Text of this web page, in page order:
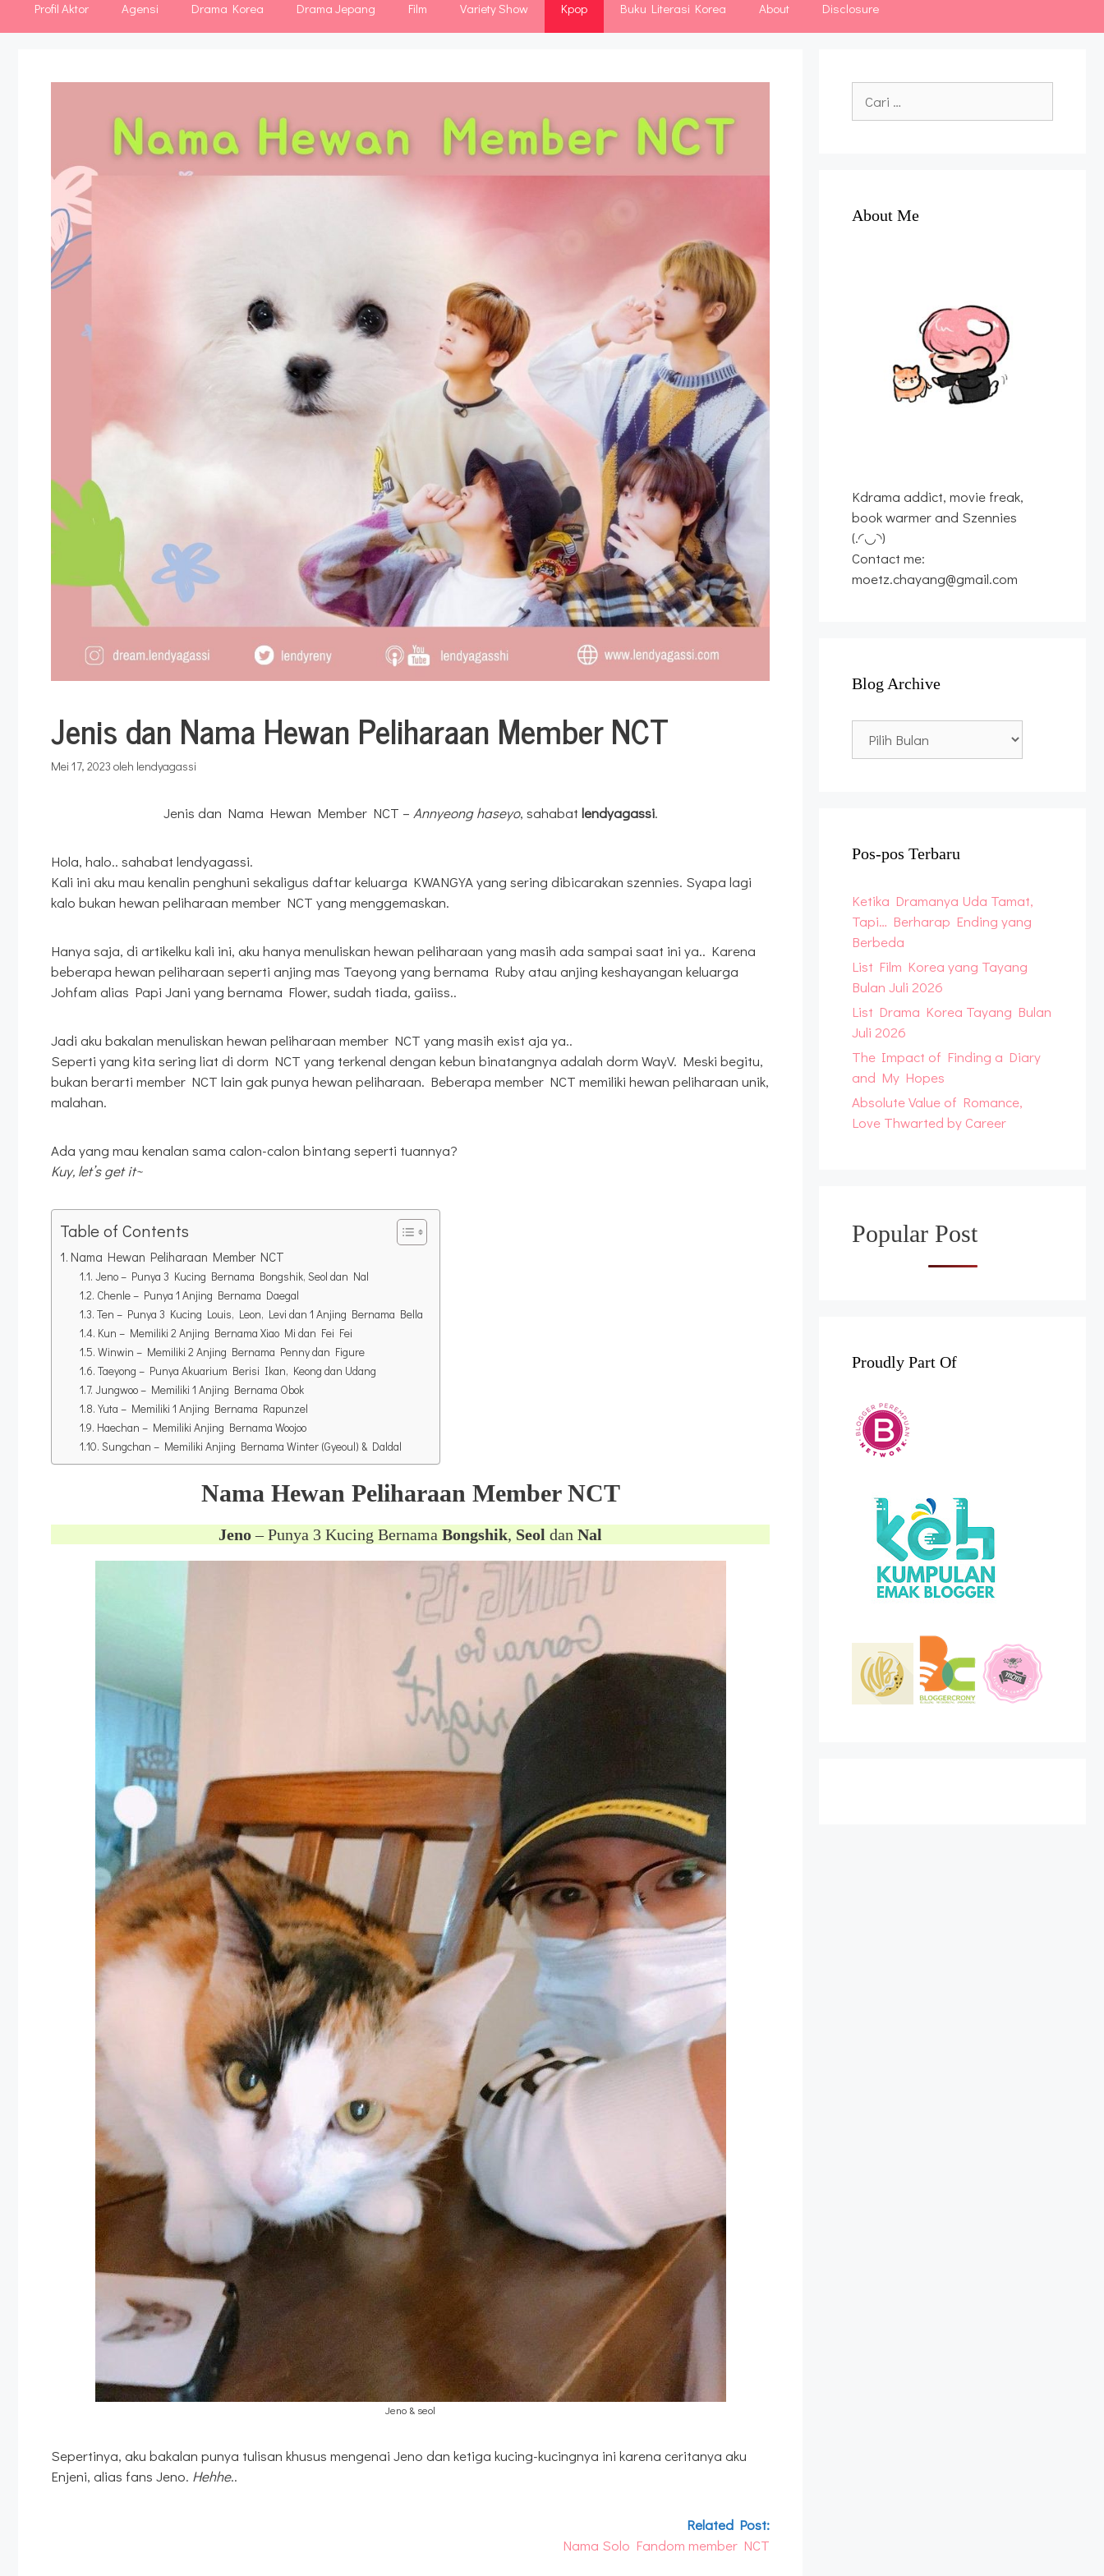
Profil Aktor Agensi Drama Korea Drama Jepang Film Variety Show Kpop Buku Literasi Korea About Disclosure
Jenis dan Nama Hewan Peliharaan Member NCT
Mei 17, 2023 oleh lendyagassi
Jenis dan Nama Hewan Member NCT – Annyeong haseyo, sahabat lendyagassi.
Hola, halo.. sahabat lendyagassi.
Kali ini aku mau kenalin penghuni sekaligus daftar keluarga KWANGYA yang sering dibicarakan szennies. Syapa lagi
kalo bukan hewan peliharaan member NCT yang menggemaskan.
Hanya saja, di artikelku kali ini, aku hanya menuliskan hewan peliharaan yang masih ada sampai saat ini ya.. Karena
beberapa hewan peliharaan seperti anjing mas Taeyong yang bernama Ruby atau anjing keshayangan keluarga
Johfam alias Papi Jani yang bernama Flower, sudah tiada, gaiiss..
Jadi aku bakalan menuliskan hewan peliharaan member NCT yang masih exist aja ya..
Seperti yang kita sering liat di dorm NCT yang terkenal dengan kebun binatangnya adalah dorm WayV. Meski begitu,
bukan berarti member NCT lain gak punya hewan peliharaan. Beberapa member NCT memiliki hewan peliharaan unik,
malahan.
Ada yang mau kenalan sama calon-calon bintang seperti tuannya?
Kuy, let’s get it~
Table of Contents
Nama Hewan Peliharaan Member NCT
Jeno – Punya 3 Kucing Bernama Bongshik, Seol dan Nal
Chenle – Punya 1 Anjing Bernama Daegal
Ten – Punya 3 Kucing Louis, Leon, Levi dan 1 Anjing Bernama Bella
Kun – Memiliki 2 Anjing Bernama Xiao Mi dan Fei Fei
Winwin – Memiliki 2 Anjing Bernama Penny dan Figure
Taeyong – Punya Akuarium Berisi Ikan, Keong dan Udang
Jungwoo – Memiliki 1 Anjing Bernama Obok
Yuta – Memiliki 1 Anjing Bernama Rapunzel
Haechan – Memiliki Anjing Bernama Woojoo
Sungchan – Memiliki Anjing Bernama Winter (Gyeoul) & Daldal
Nama Hewan Peliharaan Member NCT
Jeno– Punya 3 Kucing Bernama Bongshik, Seol dan Nal
Jeno & seol
Sepertinya, aku bakalan punya tulisan khusus mengenai Jeno dan ketiga kucing-kucingnya ini karena ceritanya aku
Enjeni, alias fans Jeno. Hehhe..
Related Post:
Nama Solo Fandom member NCT
untuk:
About Me
Kdrama addict, movie freak,
book warmer and Szennies
(.◜◡◝)
Contact me:
moetz.chayang@gmail.com
Blog Archive
Archive
Pos-pos Terbaru
Ketika Dramanya Uda Tamat,
Tapi… Berharap Ending yang
Berbeda
List Film Korea yang Tayang
Bulan Juli 2026
List Drama Korea Tayang Bulan
Juli 2026
The Impact of Finding a Diary
and My Hopes
Absolute Value of Romance,
Love Thwarted by Career
Popular Post
Proudly Part Of